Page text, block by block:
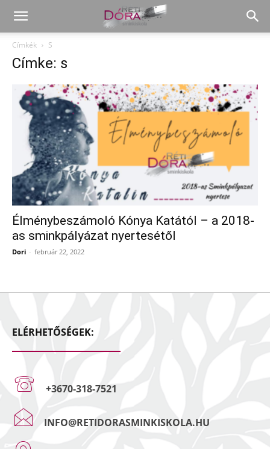
Címkék S
Címke: s
Élménybeszámoló Kónya Katától – a 2018-
as sminkpályázat nyertesétől
Dori - február 22, 2022
ELÉRHETŐSÉGEK:
+3670-318-7521
INFO@RETIDORASMINKISKOLA.HU